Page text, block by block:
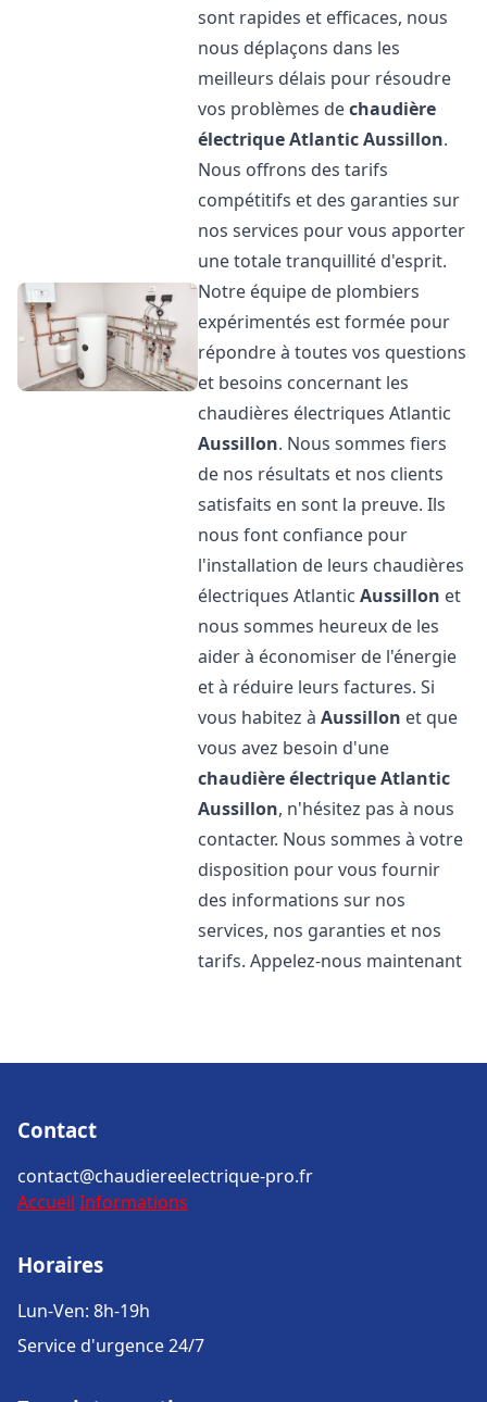
sont rapides et efficaces, nous
nous déplaçons dans les
meilleurs délais pour résoudre
vos problèmes dechaudière
électrique AtlanticAussillon.
Nous offrons des tarifs
compétitifs et des garanties sur
nos services pour vous apporter
une totale tranquillité d'esprit.
Notre équipe de plombiers
expérimentés est formée pour
répondre à toutes vos questions
et besoins concernant les
chaudières électriques Atlantic
Aussillon. Nous sommes fiers
de nos résultats et nos clients
satisfaits en sont la preuve. Ils
nous font confiance pour
l'installation de leurs chaudières
électriques AtlanticAussillon et
nous sommes heureux de les
aider à économiser de l'énergie
et à réduire leurs factures. Si
vous habitez àAussillon et que
vous avez besoin d'une
chaudière électrique Atlantic
Aussillon, n'hésitez pas à nous
contacter. Nous sommes à votre
disposition pour vous fournir
des informations sur nos
services, nos garanties et nos
tarifs. Appelez-nous maintenant
Contact
contact@chaudiereelectrique-pro.fr
Accueil Informations
Horaires
Lun-Ven: 8h-19h
Service d'urgence 24/7